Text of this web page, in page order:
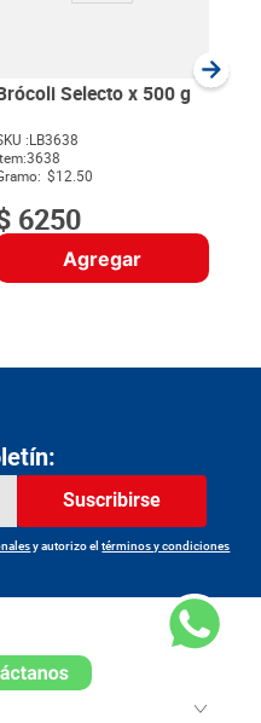
Selecto x 500 g
:LB3638
:3638
$12.50
6250
Agregar
Suscribirse
y autorizo eltérminos y condiciones